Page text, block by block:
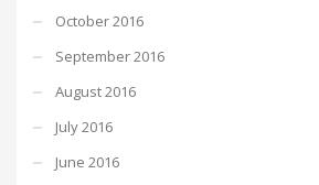
October 2016
September 2016
August 2016
July 2016
June 2016